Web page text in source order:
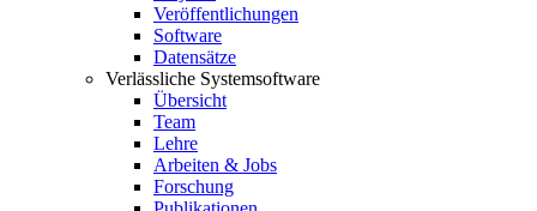
Veröffentlichungen
Software
Datensätze
Verlässliche Systemsoftware
Übersicht
Team
Lehre
Arbeiten & Jobs
Forschung